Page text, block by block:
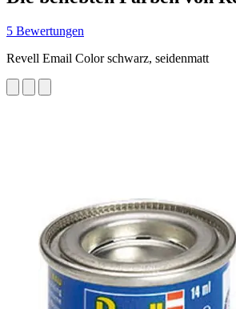
5 Bewertungen
Revell Email Color schwarz, seidenmatt